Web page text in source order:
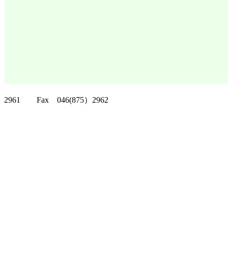
2961 Fax 046(875）2962